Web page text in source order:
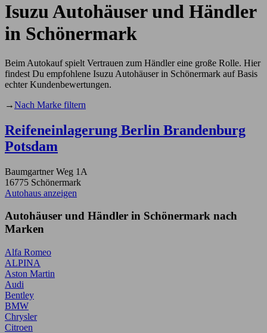
Isuzu Autohäuser und Händler
in Schönermark
Beim Autokauf spielt Vertrauen zum Händler eine große Rolle. Hier
findest Du empfohlene Isuzu Autohäuser in Schönermark auf Basis
echter Kundenbewertungen.
→Nach Marke filtern
Reifeneinlagerung Berlin Brandenburg
Potsdam
Baumgartner Weg 1A
16775 Schönermark
Autohaus anzeigen
Autohäuser und Händler in Schönermark nach
Marken
Alfa Romeo
ALPINA
Aston Martin
Audi
Bentley
BMW
Chrysler
Citroen